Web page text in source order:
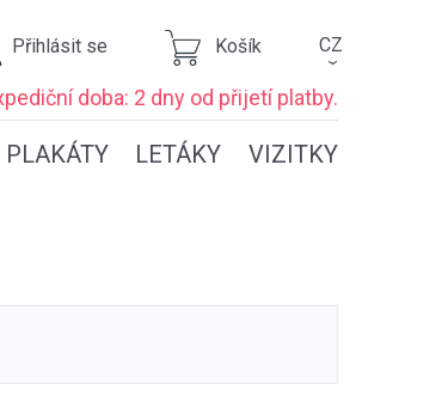
Přihlásit se Košík CZ
›
doba: 2 dny od přijetí platby.
PLAKÁTY LETÁKY VIZITKY